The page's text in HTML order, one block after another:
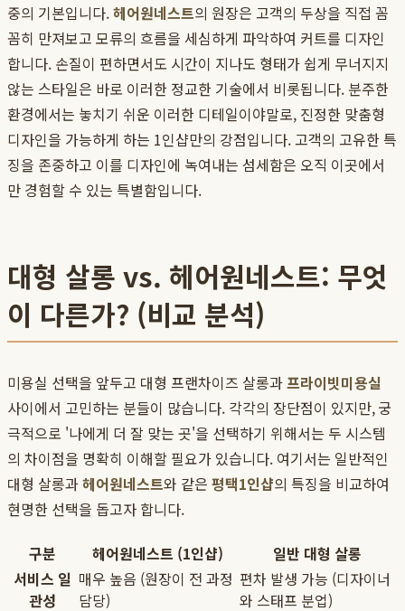
중의 기본입니다.헤어원네스트의 원장은 고객의 두상을 직접 꼼
꼼히 만져보고 모류의 흐름을 세심하게 파악하여 커트를 디자인
합니다. 손질이 편하면서도 시간이 지나도 형태가 쉽게 무너지지
않는 스타일은 바로 이러한 정교한 기술에서 비롯됩니다. 분주한
환경에서는 놓치기 쉬운 이러한 디테일이야말로, 진정한 맞춤형
디자인을 가능하게 하는 1인샵만의 강점입니다. 고객의 고유한 특
징을 존중하고 이를 디자인에 녹여내는 섬세함은 오직 이곳에서
만 경험할 수 있는 특별함입니다.
대형 살롱 vs. 헤어원네스트: 무엇
이 다른가? (비교 분석)
미용실 선택을 앞두고 대형 프랜차이즈 살롱과프라이빗미용실
사이에서 고민하는 분들이 많습니다. 각각의 장단점이 있지만, 궁
극적으로 '나에게 더 잘 맞는 곳'을 선택하기 위해서는 두 시스템
의 차이점을 명확히 이해할 필요가 있습니다. 여기서는 일반적인
대형 살롱과헤어원네스트와 같은 평택1인샵의 특징을 비교하여
현명한 선택을 돕고자 합니다.
구분 헤어원네스트 (1인샵)
일반 대형 살롱
서비스 일
관성
매우 높음 (원장이 전 과정
담당)
편차 발생 가능 (디자이너
와 스태프 분업)